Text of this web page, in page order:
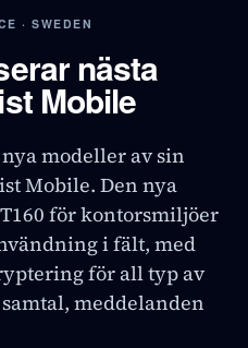
· SWEDEN
nästa
Mobile
modeller av sin
Mobile. Den nya
för kontorsmiljöer
i fält, med
för all typ av
meddelanden